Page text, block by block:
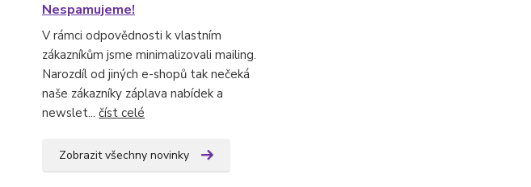
Nespamujeme!
V rámci odpovědnosti k vlastním
zákazníkům jsme minimalizovali mailing.
Narozdíl od jiných e-shopů tak nečeká
naše zákazníky záplava nabídek a
newslet... číst celé
Zobrazit všechny novinky